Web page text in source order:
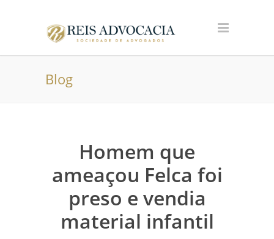
Blog
Homem que
ameaçou Felca foi
preso e vendia
material infantil